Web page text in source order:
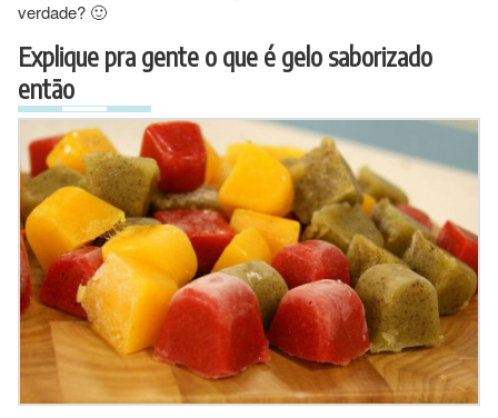
verdade? 🙂
Explique pra gente o que é gelo saborizado
então